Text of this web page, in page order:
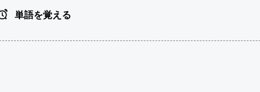
単語を覚える